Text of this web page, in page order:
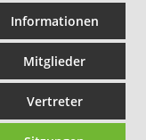
Informationen
Mitglieder
Vertreter